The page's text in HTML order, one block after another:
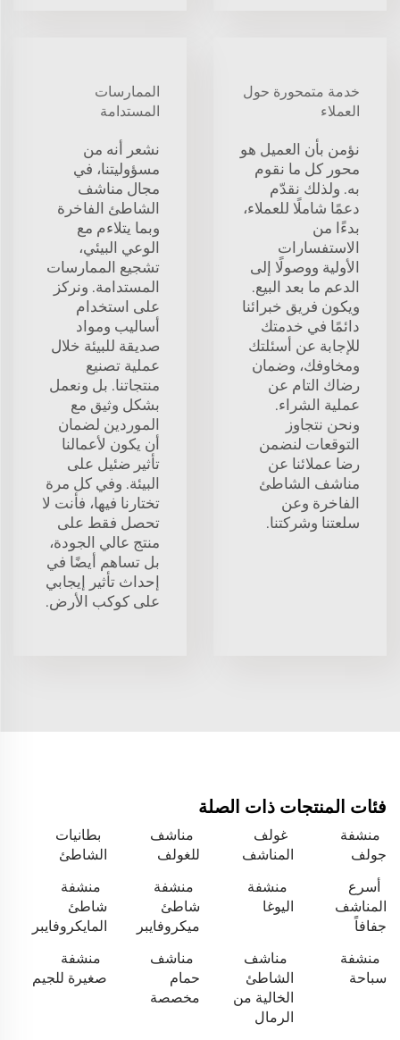
خدمة متمحورة حول
العملاء
نؤمن بأن العميل هو
محور كل ما نقوم
به. ولذلك نقدّم
دعمًا شاملًا للعملاء،
بدءًا من
الاستفسارات
الأولية ووصولًا إلى
الدعم ما بعد البيع.
ويكون فريق خبرائنا
دائمًا في خدمتك
للإجابة عن أسئلتك
ومخاوفك، وضمان
رضاك التام عن
عملية الشراء.
ونحن نتجاوز
التوقعات لنضمن
رضا عملائنا عن
مناشف الشاطئ
الفاخرة وعن
سلعتنا وشركتنا.
الممارسات
المستدامة
نشعر أنه من
مسؤوليتنا، في
مجال مناشف
الشاطئ الفاخرة
وبما يتلاءم مع
الوعي البيئي،
تشجيع الممارسات
المستدامة. ونركز
على استخدام
أساليب ومواد
صديقة للبيئة خلال
عملية تصنيع
منتجاتنا. بل ونعمل
بشكل وثيق مع
الموردين لضمان
أن يكون لأعمالنا
تأثير ضئيل على
البيئة. وفي كل مرة
تختارنا فيها، فأنت لا
تحصل فقط على
منتج عالي الجودة،
بل تساهم أيضًا في
إحداث تأثير إيجابي
على كوكب الأرض.
فئات المنتجات ذات الصلة
منشفة
جولف
غولف
المناشف
مناشف
للغولف
بطانيات
الشاطئ
أسرع
المناشف
جفافاً
منشفة
اليوغا
منشفة
شاطئ
ميكروفايبر
منشفة
شاطئ
المايكروفايبر
منشفة
سباحة
مناشف
الشاطئ
الخالية من
الرمال
مناشف
حمام
مخصصة
منشفة
صغيرة للجيم